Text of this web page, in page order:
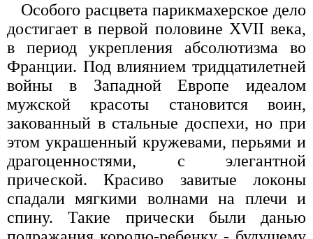
Особого расцвета парикмахерское дело
достигает в первой половине XVII века,
в период укрепления абсолютизма во
Франции. Под влиянием тридцатилетней
войны в Западной Европе идеалом
мужской красоты становится воин,
закованный в стальные доспехи, но при
этом украшенный кружевами, перьями и
драгоценностями, с элегантной
прической. Красиво завитые локоны
спадали мягкими волнами на плечи и
спину. Такие прически были данью